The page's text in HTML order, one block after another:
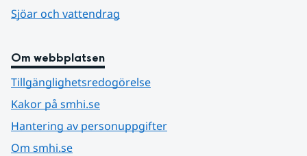
Sjöar och vattendrag
Om webbplatsen
Tillgänglighetsredogörelse
Kakor på smhi.se
Hantering av personuppgifter
Om smhi.se